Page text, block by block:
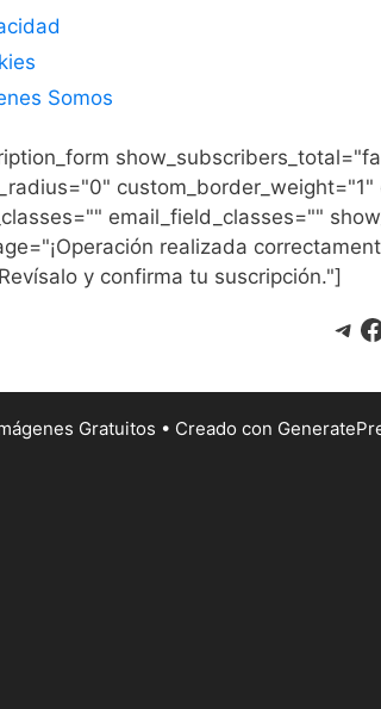
Somos
email_field_classes=""
realizada
y confirma tu suscripción."]
Gratuitos • Creado con